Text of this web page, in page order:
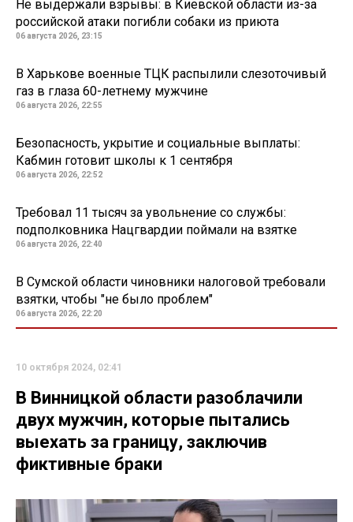
Не выдержали взрывы: в Киевской области из-за
российской атаки погибли собаки из приюта
06 августа 2026, 23:15
В Харькове военные ТЦК распылили слезоточивый
газ в глаза 60-летнему мужчине
06 августа 2026, 22:55
Безопасность, укрытие и социальные выплаты:
Кабмин готовит школы к 1 сентября
06 августа 2026, 22:52
Требовал 11 тысяч за увольнение со службы:
подполковника Нацгвардии поймали на взятке
06 августа 2026, 22:40
В Сумской области чиновники налоговой требовали
взятки, чтобы "не было проблем"
06 августа 2026, 22:20
10 октября 2024, 02:41
В Винницкой области разоблачили
двух мужчин, которые пытались
выехать за границу, заключив
фиктивные браки